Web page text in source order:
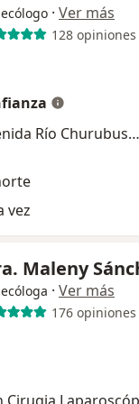
· Ver más
128 opiniones
Circuito Interior Avenida Río Churubusco 318, Coyoacán
vez
Maleny
· Ver más
176 opiniones